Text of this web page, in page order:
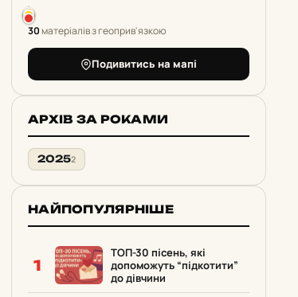
30матеріалів з геоприв'язкою
Подивитись на мапі
АРХІВ ЗА РОКАМИ
20252
НАЙПОПУЛЯРНІШЕ
1
ТОП-30 пісень, які
допоможуть “підкотити”
до дівчини